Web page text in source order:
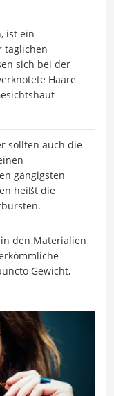
ist ein
täglichen
sich bei der
Haare
sollten auch die
gängigsten
heißt die
den Materialien
Gewicht,